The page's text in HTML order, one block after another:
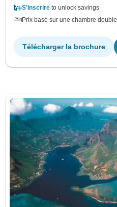
S'inscrire to unlock savings
Prix basé sur une chambre double
Télécharger la brochure